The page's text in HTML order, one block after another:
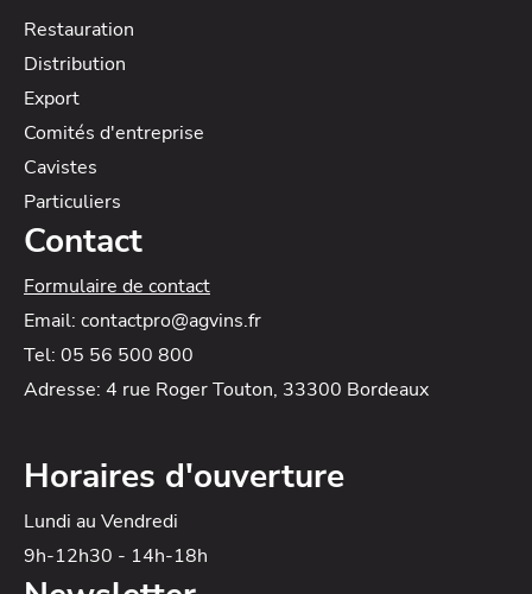
Restauration
Distribution
Export
Comités d'entreprise
Cavistes
Particuliers
Contact
Formulaire de contact
Email: contactpro@agvins.fr
Tel: 05 56 500 800
Adresse: 4 rue Roger Touton, 33300 Bordeaux
Horaires d'ouverture
Lundi au Vendredi
9h-12h30 - 14h-18h